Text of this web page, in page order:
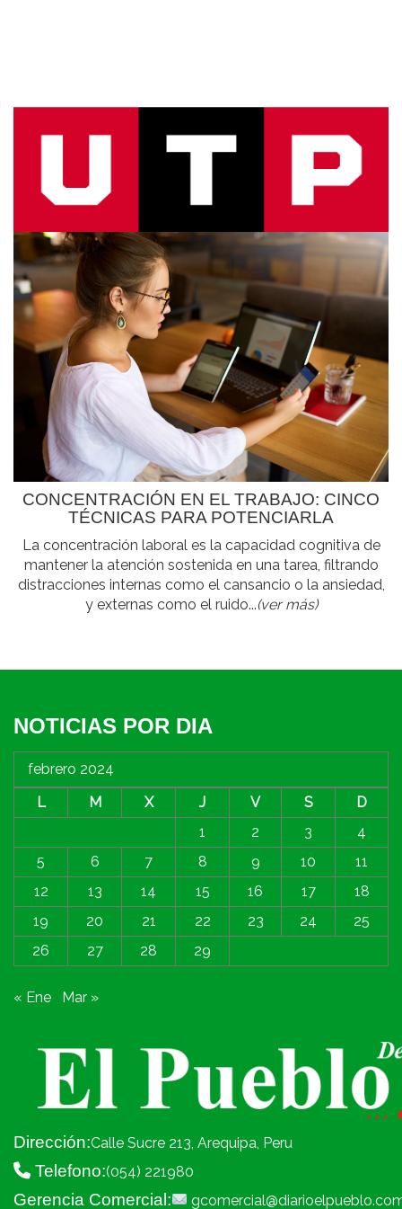
CONCENTRACIÓN EN EL TRABAJO: CINCO
TÉCNICAS PARA POTENCIARLA
La concentración laboral es la capacidad cognitiva de
mantener la atención sostenida en una tarea, filtrando
distracciones internas como el cansancio o la ansiedad,
y externas como el ruido...(ver más)
NOTICIAS POR DIA
febrero 2024
L
M X J V S
D
1
2 3
4
5
6 7 8 9 10
11
12
13 14 15 16 17
18
19
20 21 22 23 24
25
26
27 28 29
« Ene Mar »
Dirección:Calle Sucre 213, Arequipa, Peru
Telefono:(054) 221980
Gerencia Comercial: